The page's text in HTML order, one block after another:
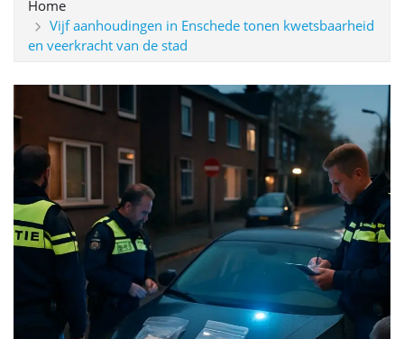
Home
Vijf aanhoudingen in Enschede tonen kwetsbaarheid
en veerkracht van de stad